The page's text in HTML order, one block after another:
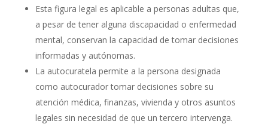
Esta figura legal es aplicable a personas adultas que,
a pesar de tener alguna discapacidad o enfermedad
mental, conservan la capacidad de tomar decisiones
informadas y autónomas.
La autocuratela permite a la persona designada
como autocurador tomar decisiones sobre su
atención médica, finanzas, vivienda y otros asuntos
legales sin necesidad de que un tercero intervenga.